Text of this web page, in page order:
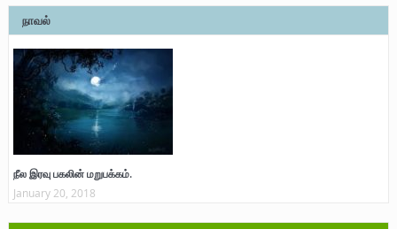
நாவல்
நீல இரவு பகலின் மறுபக்கம்.
January 20, 2018